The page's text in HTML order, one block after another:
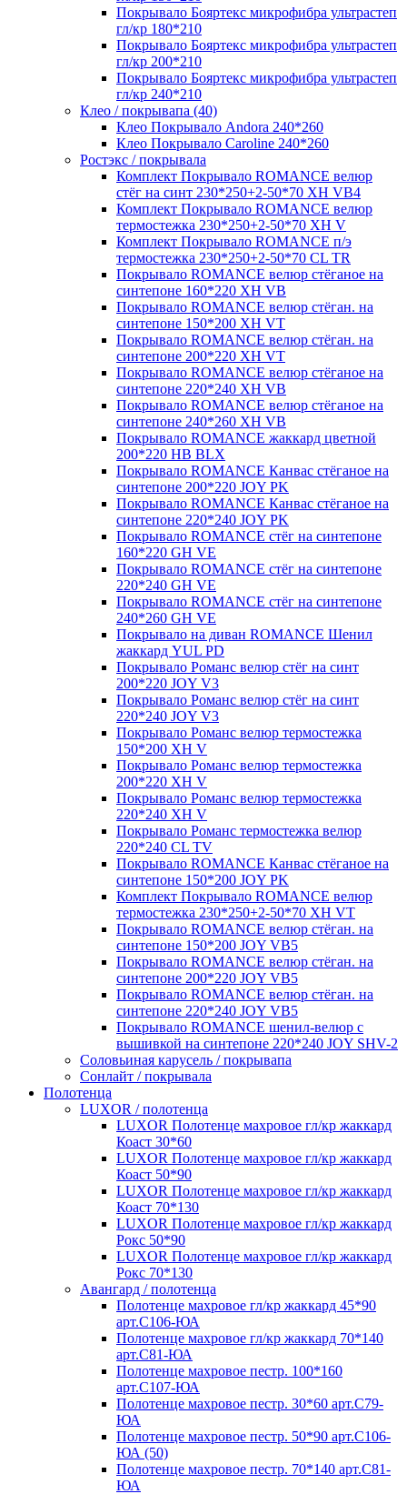
Покрывало Бояртекс микрофибра ультрастеп
гл/кр 180*210
Покрывало Бояртекс микрофибра ультрастеп
гл/кр 200*210
Покрывало Бояртекс микрофибра ультрастеп
гл/кр 240*210
Клео / покрывапа (40)
Клео Покрывало Andora 240*260
Клео Покрывало Caroline 240*260
Ростэкс / покрывала
Комплект Покрывало ROMANCE велюр
стёг на синт 230*250+2-50*70 XH VB4
Комплект Покрывало ROMANCE велюр
термостежка 230*250+2-50*70 XH V
Комплект Покрывало ROMANCE п/э
термостежка 230*250+2-50*70 CL TR
Покрывало ROMANCE велюр стёганое на
синтепоне 160*220 XH VB
Покрывало ROMANCE велюр стёган. на
синтепоне 150*200 XH VT
Покрывало ROMANCE велюр стёган. на
синтепоне 200*220 XH VT
Покрывало ROMANCE велюр стёганое на
синтепоне 220*240 XH VB
Покрывало ROMANCE велюр стёганое на
синтепоне 240*260 XH VB
Покрывало ROMANCE жаккард цветной
200*220 HB BLX
Покрывало ROMANCE Канвас стёганое на
синтепоне 200*220 JOY PK
Покрывало ROMANCE Канвас стёганое на
синтепоне 220*240 JOY PK
Покрывало ROMANCE стёг на синтепоне
160*220 GH VE
Покрывало ROMANCE стёг на синтепоне
220*240 GH VE
Покрывало ROMANCE стёг на синтепоне
240*260 GH VE
Покрывало на диван ROMANCE Шенил
жаккард YUL PD
Покрывало Романс велюр стёг на синт
200*220 JOY V3
Покрывало Романс велюр стёг на синт
220*240 JOY V3
Покрывало Романс велюр термостежка
150*200 XH V
Покрывало Романс велюр термостежка
200*220 XH V
Покрывало Романс велюр термостежка
220*240 XH V
Покрывало Романс термостежка велюр
220*240 CL TV
Покрывало ROMANCE Канвас стёганое на
синтепоне 150*200 JOY PK
Комплект Покрывало ROMANCE велюр
термостежка 230*250+2-50*70 XH VT
Покрывало ROMANCE велюр стёган. на
синтепоне 150*200 JOY VB5
Покрывало ROMANCE велюр стёган. на
синтепоне 200*220 JOY VB5
Покрывало ROMANCE велюр стёган. на
синтепоне 220*240 JOY VB5
Покрывало ROMANCE шенил-велюр с
вышивкой на синтепоне 220*240 JOY SHV-2
Соловьиная карусель / покрывапа
Сонлайт / покрывала
Полотенца
LUXOR / полотенца
LUXOR Полотенце махровое гл/кр жаккард
Коаст 30*60
LUXOR Полотенце махровое гл/кр жаккард
Коаст 50*90
LUXOR Полотенце махровое гл/кр жаккард
Коаст 70*130
LUXOR Полотенце махровое гл/кр жаккард
Рокс 50*90
LUXOR Полотенце махровое гл/кр жаккард
Рокс 70*130
Авангард / полотенца
Полотенце махровое гл/кр жаккард 45*90
арт.С106-ЮА
Полотенце махровое гл/кр жаккард 70*140
арт.С81-ЮА
Полотенце махровое пестр. 100*160
арт.С107-ЮА
Полотенце махровое пестр. 30*60 арт.С79-
ЮА
Полотенце махровое пестр. 50*90 арт.С106-
ЮА (50)
Полотенце махровое пестр. 70*140 арт.С81-
ЮА